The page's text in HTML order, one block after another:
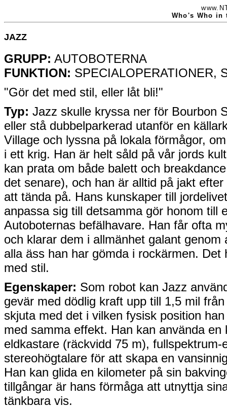
Who's Who in
JAZZ
GRUPP: AUTOBOTERNA
FUNKTION: SPECIALOPERATIONER,
"Gör det med stil, eller låt bli!"
Typ: Jazz skulle kryssa ner för Bourbon
eller stå dubbelparkerad utanför en
Village och lyssna på lokala förmågor,
i ett krig. Han är helt såld på vår jords
kan prata om både balett och
det senare), och han är alltid på jakt
att tända på. Hans kunskaper till
anpassa sig till detsamma gör honom till
Autoboternas befälhavare. Han får ofta
och klarar dem i allmänhet galant genom
alla äss han har gömda i rockärmen. Det
med stil.
Egenskaper: Som robot kan Jazz
gevär med dödlig kraft upp till 1,5 mil
skjuta med det i vilken fysisk position
med samma effekt. Han kan använda en
eldkastare (räckvidd 75 m), fullspektrum-
stereohögtalare för att skapa en
Han kan glida en kilometer på sin
tillgångar är hans förmåga att utnyttja
tänkbara vis.